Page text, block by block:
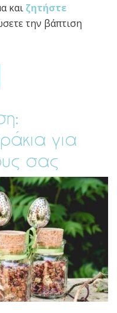
και ζητήστε
την βάπτιση
για
σας